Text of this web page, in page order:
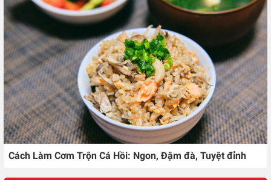
Cách Làm Cơm Trộn Cá Hồi: Ngon, Đậm đà, Tuyệt đỉnh